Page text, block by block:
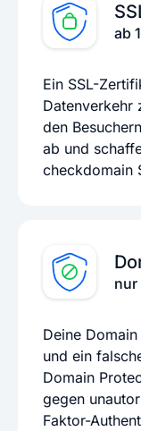
ab
Ein SSL-
Datenverkehr
den
ab und
checkdomain
nur
Deine
und ein
Domain
gegen
Faktor-